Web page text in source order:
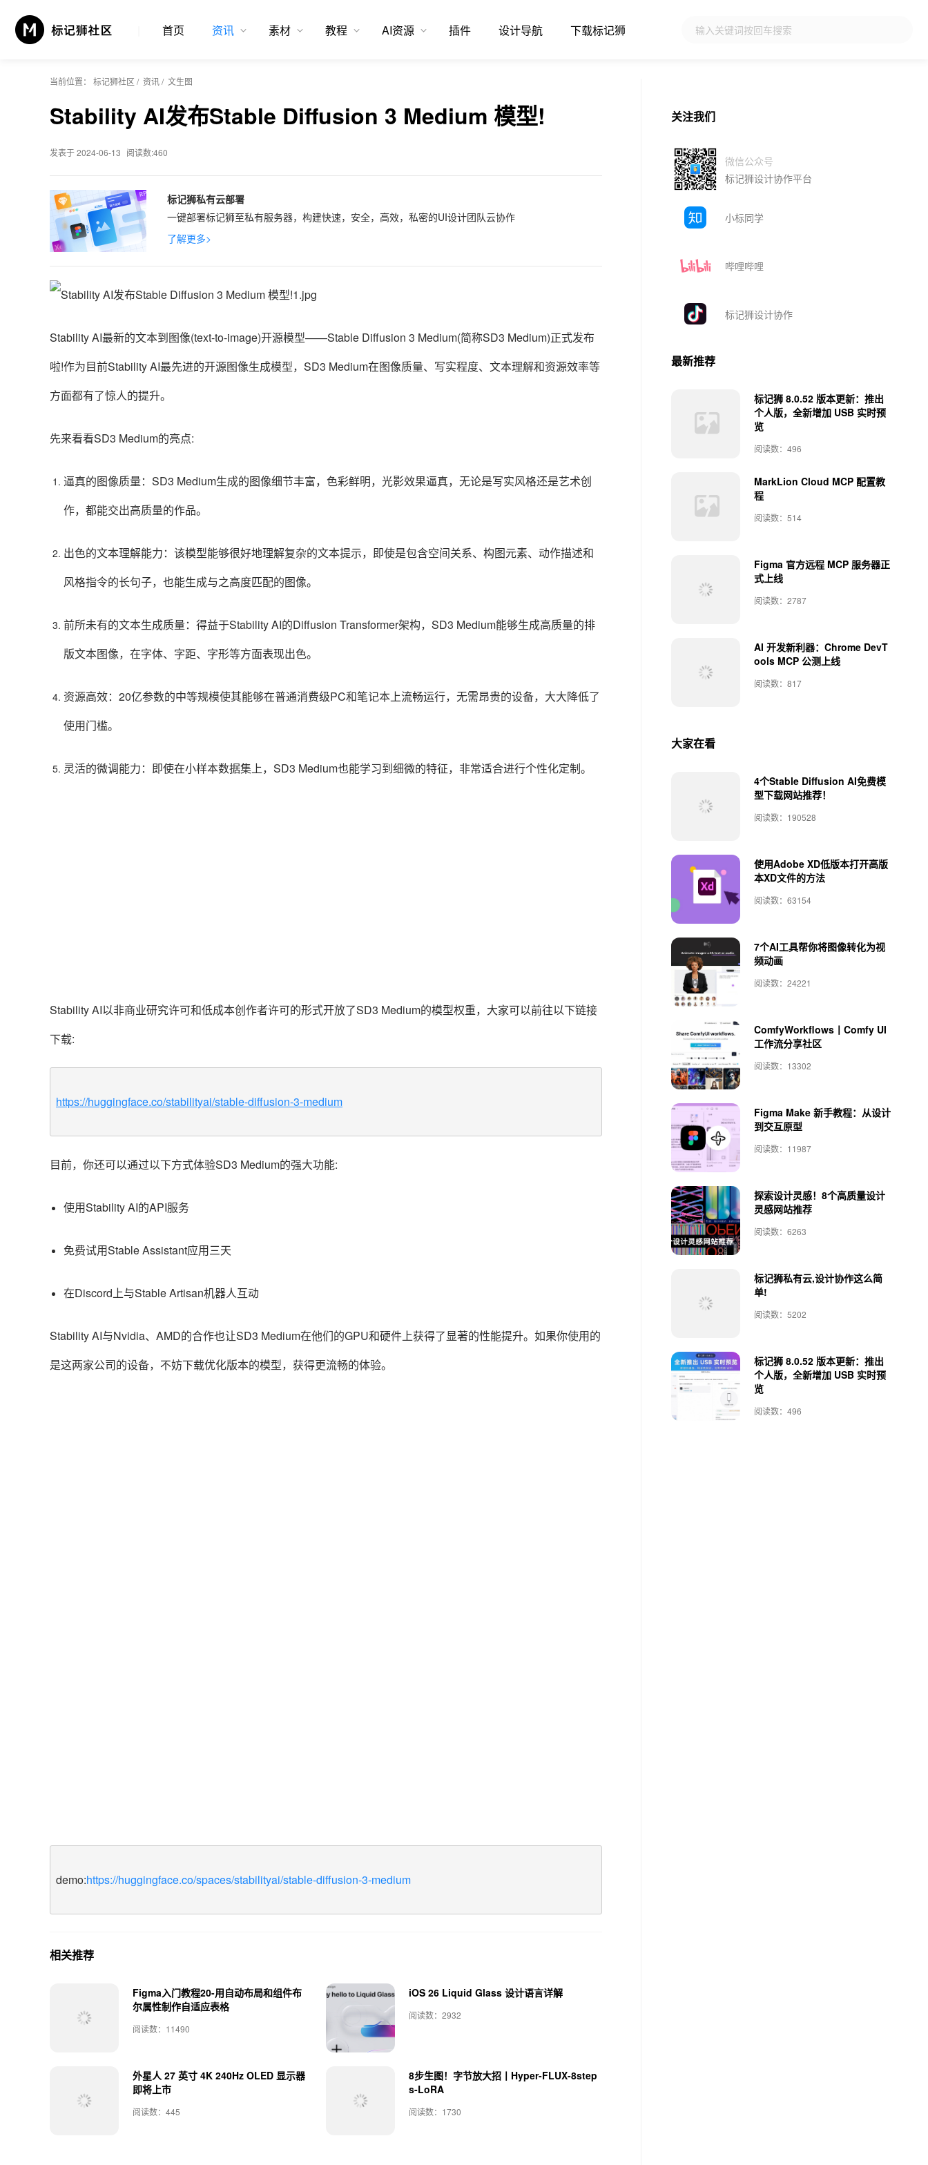
首页 资讯 素材 教程 AI资源 插件 设计导航 下载标记狮
当前位置： 标记狮社区 / 资讯/ 文生图
Stability AI发布Stable Diffusion 3 Medium 模型!
发表于 2024-06-13 阅读数:460
标记狮私有云部署
一键部署标记狮至私有服务器，构建快速，安全，高效，私密的UI设计团队云协作
了解更多>
Stability AI最新的文本到图像(text-to-image)开源模型——Stable Diffusion 3 Medium(简称SD3 Medium)正式发布
啦!作为目前Stability AI最先进的开源图像生成模型，SD3 Medium在图像质量、写实程度、文本理解和资源效率等
方面都有了惊人的提升。
先来看看SD3 Medium的亮点:
逼真的图像质量：SD3 Medium生成的图像细节丰富，色彩鲜明，光影效果逼真，无论是写实风格还是艺术创
作，都能交出高质量的作品。
出色的文本理解能力：该模型能够很好地理解复杂的文本提示，即使是包含空间关系、构图元素、动作描述和
风格指令的长句子，也能生成与之高度匹配的图像。
前所未有的文本生成质量：得益于Stability AI的Diffusion Transformer架构，SD3 Medium能够生成高质量的排
版文本图像，在字体、字距、字形等方面表现出色。
资源高效：20亿参数的中等规模使其能够在普通消费级PC和笔记本上流畅运行，无需昂贵的设备，大大降低了
使用门槛。
灵活的微调能力：即使在小样本数据集上，SD3 Medium也能学习到细微的特征，非常适合进行个性化定制。
Stability AI以非商业研究许可和低成本创作者许可的形式开放了SD3 Medium的模型权重，大家可以前往以下链接
下载:
https://huggingface.co/stabilityai/stable-diffusion-3-medium
目前，你还可以通过以下方式体验SD3 Medium的强大功能:
使用Stability AI的API服务
免费试用Stable Assistant应用三天
在Discord上与Stable Artisan机器人互动
Stability AI与Nvidia、AMD的合作也让SD3 Medium在他们的GPU和硬件上获得了显著的性能提升。如果你使用的
是这两家公司的设备，不妨下载优化版本的模型，获得更流畅的体验。
demo:https://huggingface.co/spaces/stabilityai/stable-diffusion-3-medium
相关推荐
Figma入门教程20-用自动布局和组件布
尔属性制作自适应表格
阅读数：11490
iOS 26 Liquid Glass 设计语言详解
阅读数：2932
外星人 27 英寸 4K 240Hz OLED 显示器
即将上市
阅读数：445
8步生图！字节放大招丨Hyper-FLUX-8step
s-LoRA
阅读数：1730
关注我们
微信公众号
标记狮设计协作平台
小标同学
哔哩哔哩
标记狮设计协作
最新推荐
标记狮 8.0.52 版本更新：推出
个人版，全新增加 USB 实时预
览
阅读数：496
MarkLion Cloud MCP 配置教
程
阅读数：514
Figma 官方远程 MCP 服务器正
式上线
阅读数：2787
AI 开发新利器：Chrome DevT
ools MCP 公测上线
阅读数：817
大家在看
4个Stable Diffusion AI免费模
型下载网站推荐！
阅读数：190528
使用Adobe XD低版本打开高版
本XD文件的方法
阅读数：63154
7个AI工具帮你将图像转化为视
频动画
阅读数：24221
ComfyWorkflows丨Comfy UI
工作流分享社区
阅读数：13302
Figma Make 新手教程：从设计
到交互原型
阅读数：11987
探索设计灵感！8个高质量设计
灵感网站推荐
阅读数：6263
标记狮私有云,设计协作这么简
单!
阅读数：5202
标记狮 8.0.52 版本更新：推出
个人版，全新增加 USB 实时预
览
阅读数：496